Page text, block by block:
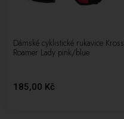
Dámské cyklistické rukavice Kross
Roamer Lady pink/blue
185,00 Kč